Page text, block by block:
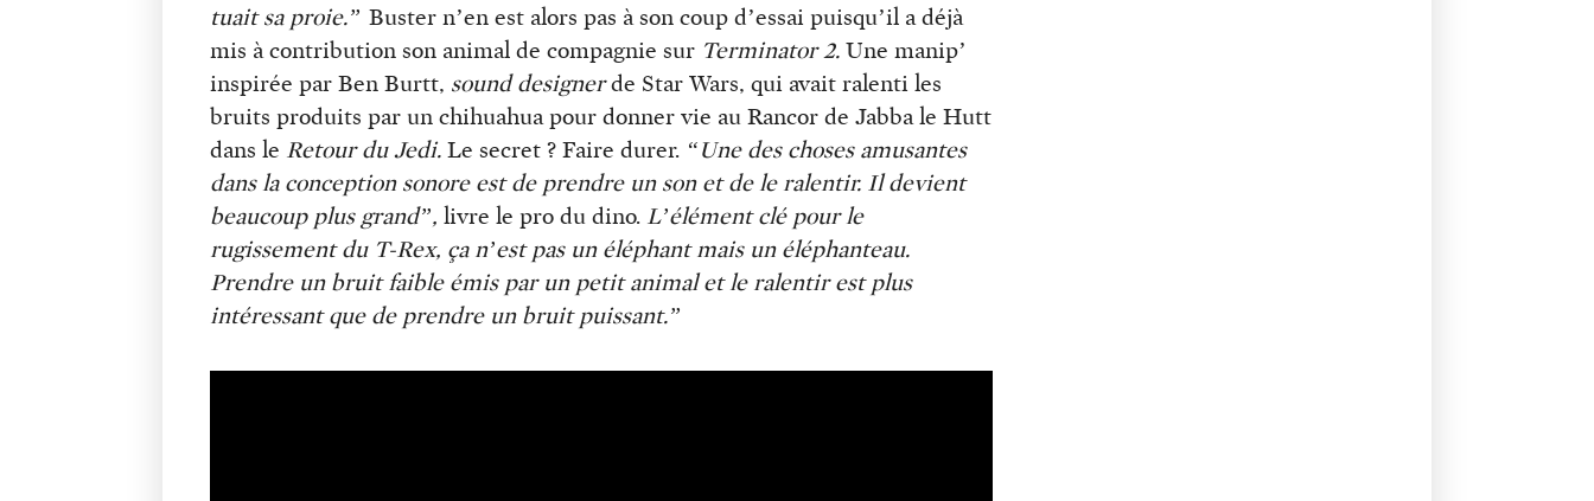
tuait sa proie.” Buster n’en est alors pas à son coup d’essai puisqu’il a déjà
mis à contribution son animal de compagnie sur Terminator 2. Une manip’
inspirée par Ben Burtt, sound designerde Star Wars, qui avait ralenti les
bruits produits par un chihuahua pour donner vie au Rancor de Jabba le Hutt
dans le Retour du Jedi. Le secret ? Faire durer. “Une des choses amusantes
dans la conception sonore est de prendre un son et de le ralentir. Il devient
beaucoup plus grand”, livre le pro du dino. L’élément clé pour le
rugissement du T-Rex, ça n’est pas un éléphant mais un éléphanteau.
Prendre un bruit faible émis par un petit animal et le ralentir est plus
intéressant que de prendre un bruit puissant.”